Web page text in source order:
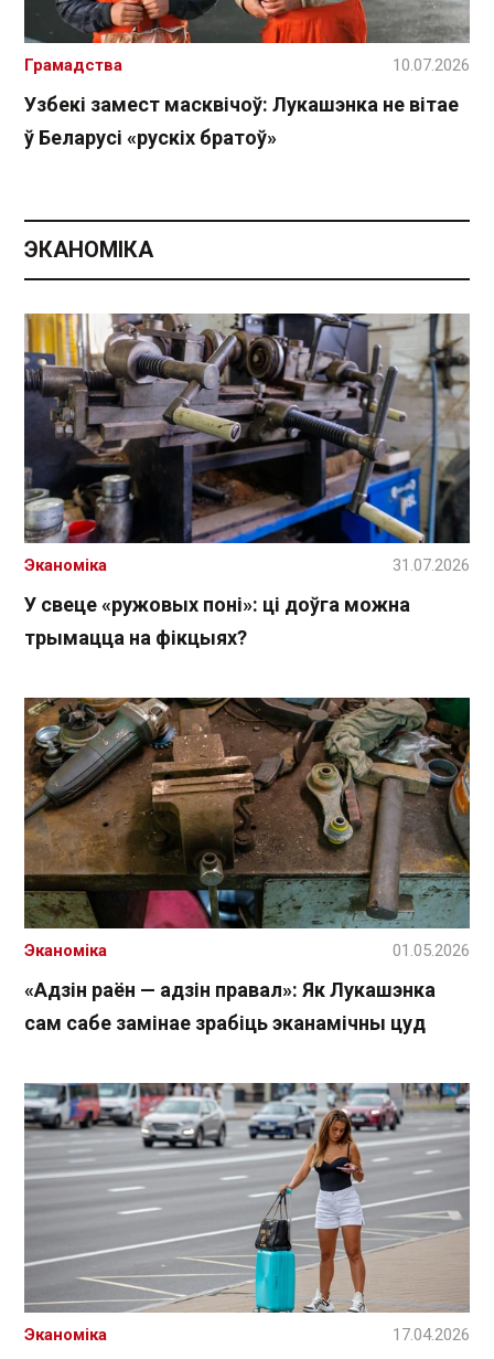
Узбекі замест масквічоў: Лукашэнка не вітае
ў Беларусі «рускіх братоў»
Грамадства 10.07.2026
ЭКАНОМІКА
У свеце «ружовых поні»: ці доўга можна
трымацца на фікцыях?
Эканоміка 31.07.2026
«Адзін раён — адзін правал»: Як Лукашэнка
сам сабе замінае зрабіць эканамічны цуд
Эканоміка 01.05.2026
Эканоміка 17.04.2026